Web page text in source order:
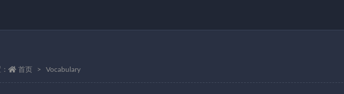
首页 Vocabulary